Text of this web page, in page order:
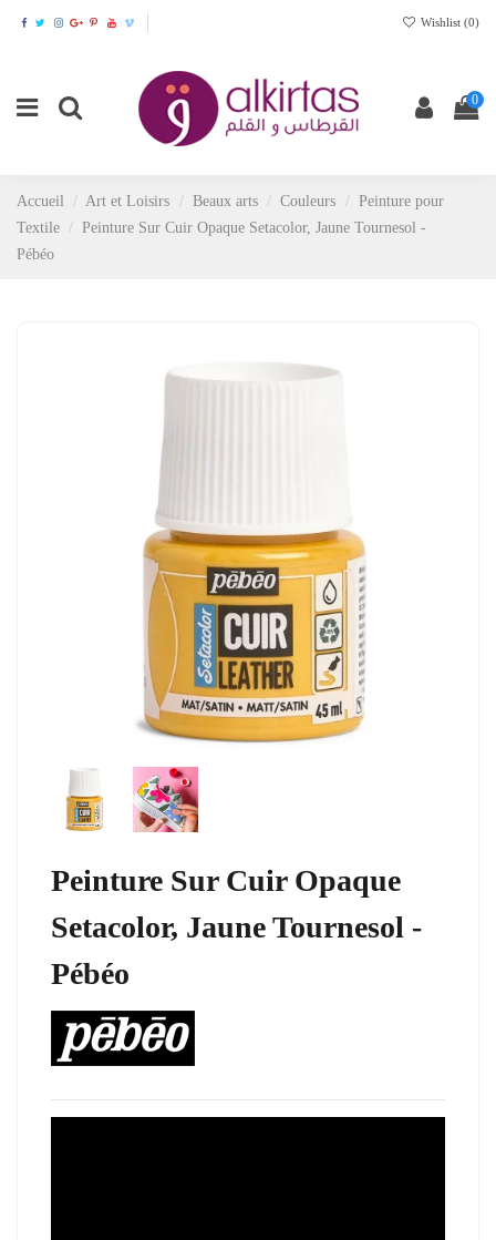
Wishlist (0)
0
Accueil Art et Loisirs Beaux arts Couleurs
Peinture pour
Textile
Peinture Sur Cuir Opaque Setacolor, Jaune Tournesol -
Pébéo
Peinture Sur Cuir Opaque
Setacolor, Jaune Tournesol -
Pébéo